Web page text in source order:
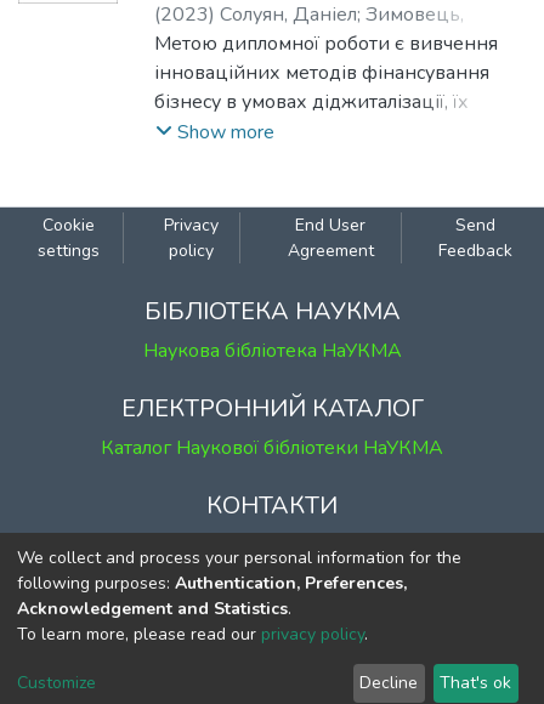
(2023) Солуян, Даніел; Зимовець,
Владислав
Метою дипломної роботи є вивчення
інноваційних методів фінансування
бізнесу в умовах діджиталізації, їх
переваг та недоліків, а також
Show more
Cookie
settings
Privacy
policy
End User
Agreement
Send
Feedback
БІБЛІОТЕКА НАУКМА
Наукова бібліотека НаУКМА
ЕЛЕКТРОННИЙ КАТАЛОГ
Каталог Наукової бібліотеки НаУКМА
КОНТАКТИ
м. Київ, вул. Григорія Сковороди, 2
к. 1, к. 120
тел. (044) 463-69-31
ekmair@ukma.edu.ua
We collect and process your personal information for the
following purposes: Authentication, Preferences,
Acknowledgement and Statistics.
To learn more, please read our privacy policy.
Customize Decline That's ok